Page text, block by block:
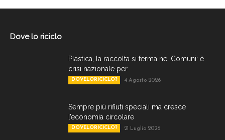
Dove lo riciclo
Plastica, la raccolta si ferma nei Comuni: è
crisi nazionale per...
DOVELORICICLO? 4 Agosto 2026
Sempre più rifiuti speciali ma cresce
l’economia circolare
DOVELORICICLO? 21 Luglio 2026